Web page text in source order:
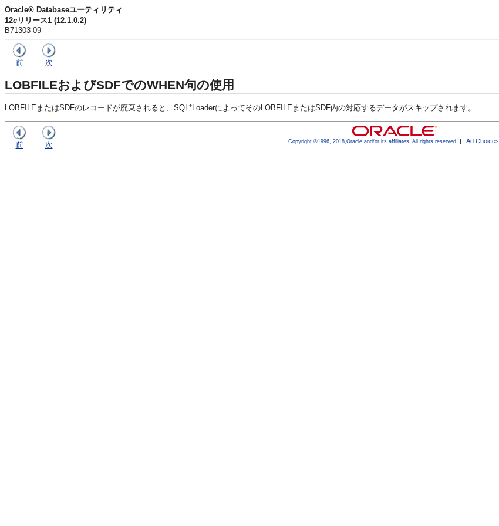
Oracle® Databaseユーティリティ
12c リリース1 (12.1.0.2)
B71303-09
前 次
LOBFILEおよびSDFでのWHEN句の使用
LOBFILEまたはSDFのレコードが廃棄されると、SQL*LoaderによってそのLOBFILEまたはSDF内の対応するデータがスキップされます。
前 次 Copyright ©1996, 2018,Oracle and/or its affiliates. All rights reserved. Ad Choices